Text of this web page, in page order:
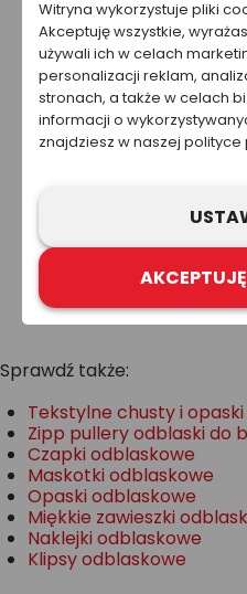
PROMOCJA -
Pompon
5,93 zł
Sprawdź także:
Tekstylne chusty i
Zipp pullery odblaski do
Czapki odblaskowe
Maskotki odblaskowe
Opaski odblaskowe
Miękkie zawieszki
Naklejki odblaskowe
Klipsy odblaskowe
Witryna wykorzystuje pliki
Akceptuję wszystkie,
używali ich w celach
personalizacji reklam,
stronach, a także w celach
informacji o
znajdziesz w naszej polityce